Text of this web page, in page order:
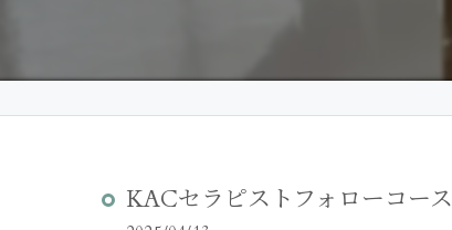
KACセラピストフォローコース